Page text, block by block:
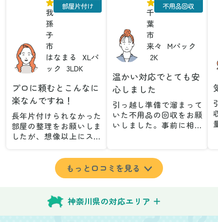
我
孫
子
市
はなまる
XLパ
ック
3LDK
部屋片付け
プロに頼むとこんなに
楽なんですね！
長年片付けられなかった
部屋の整理をお願いしま
したが、想像以上にスム
が集めた物や古い家具が
多く、自分たちだけでは
どうにもならない状態で
んが手際よく片付けてく
れたので、部屋が驚くほ
どスッキリしました。自
千
葉
市
来々
Mパック
2K
不用品回収
温かい対応でとても安
心しました
引っ越し準備で溜まって
いた不用品の回収をお願
いしました。事前に相談
とができました。特に、
古い家具や壊れた家電な
ど、処分が難しいものが
よく対応していただき驚
きました。
当日は2名のスタッフが来
もっと口コミを見る
神奈川県の対応エリア